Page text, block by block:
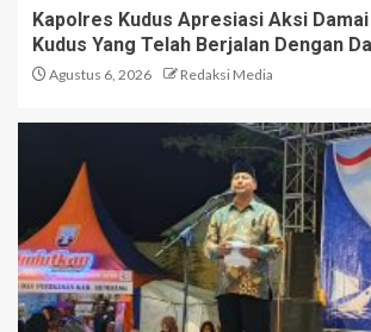
Kapolres Kudus Apresiasi Aksi Damai
Kudus Yang Telah Berjalan Dengan
Agustus 6, 2026 Redaksi Media